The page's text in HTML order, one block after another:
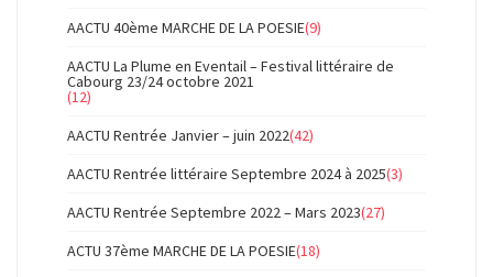
AACTU 40ème MARCHE DE LA POESIE(9)
AACTU La Plume en Eventail – Festival littéraire de
Cabourg 23/24 octobre 2021
(12)
AACTU Rentrée Janvier – juin 2022(42)
AACTU Rentrée littéraire Septembre 2024 à 2025(3)
AACTU Rentrée Septembre 2022 – Mars 2023(27)
ACTU 37ème MARCHE DE LA POESIE(18)